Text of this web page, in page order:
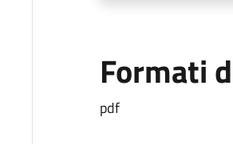
Formati
pdf